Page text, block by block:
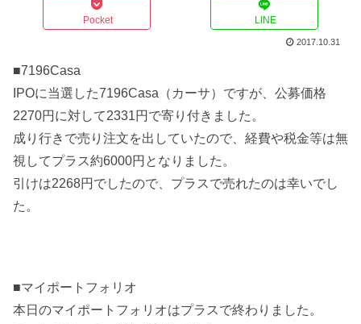
Pocket LINE
2017.10.31
■7196Casa
IPOに当選した7196Casa（カーサ）ですが、公募価格
2270円に対して2331円で寄り付きました。
成り行きで売り注文を出していたので、経費や税金等は無
視してプラス約6000円となりました。
引けは2268円でしたので、プラスで売れたのは幸いでし
た。
■マイポートフォリオ
本日のマイポートフォリオはプラスで終わりました。